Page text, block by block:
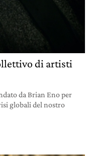
di artisti
da Brian Eno per
globali del nostro